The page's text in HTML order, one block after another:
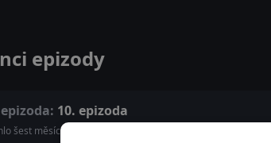
epizody
10. epizoda
šest měsíců a Becky, Gavin, Jana, Joyce, Keith a Quentin